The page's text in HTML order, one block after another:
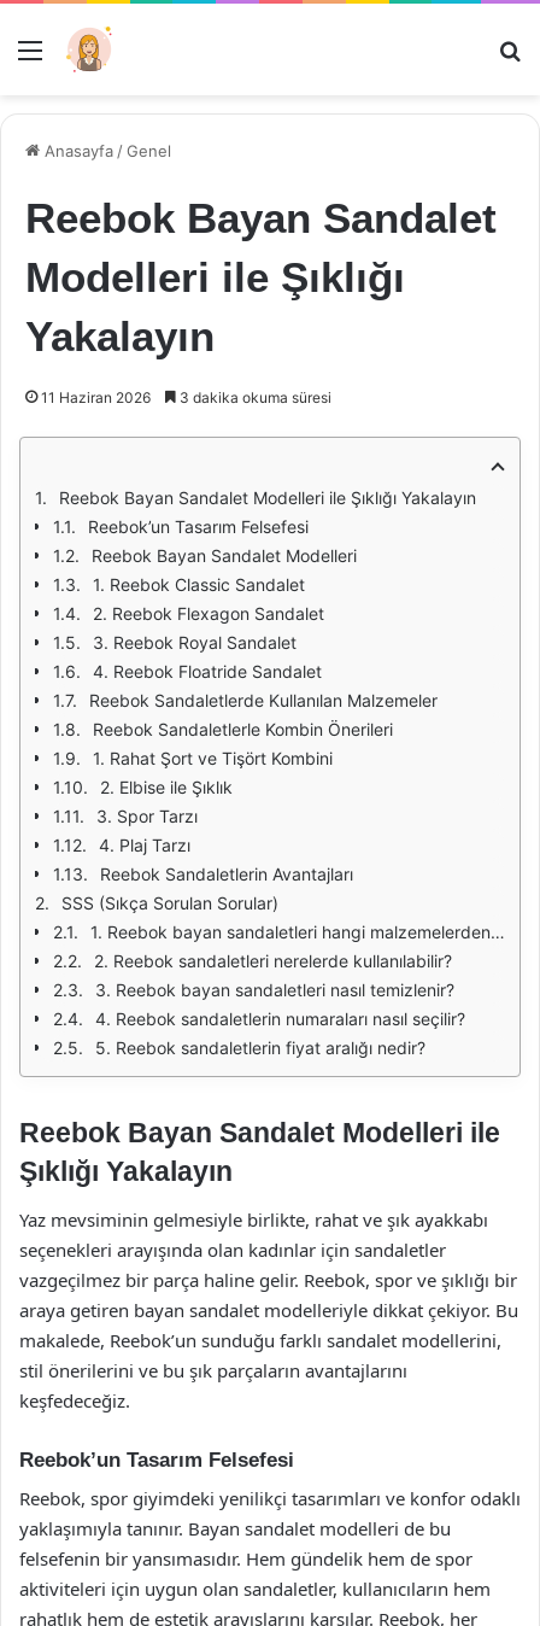
Menü
Anasayfa /Genel
Reebok Bayan Sandalet
Modelleri ile Şıklığı
Yakalayın
11 Haziran 2026 3 dakika okuma süresi
Reebok Bayan Sandalet Modelleri ile Şıklığı Yakalayın
Reebok’un Tasarım Felsefesi
Reebok Bayan Sandalet Modelleri
1. Reebok Classic Sandalet
2. Reebok Flexagon Sandalet
3. Reebok Royal Sandalet
4. Reebok Floatride Sandalet
Reebok Sandaletlerde Kullanılan Malzemeler
Reebok Sandaletlerle Kombin Önerileri
1. Rahat Şort ve Tişört Kombini
2. Elbise ile Şıklık
3. Spor Tarzı
4. Plaj Tarzı
Reebok Sandaletlerin Avantajları
SSS (Sıkça Sorulan Sorular)
1. Reebok bayan sandaletleri hangi malzemelerden yapılmıştır?
2. Reebok sandaletleri nerelerde kullanılabilir?
3. Reebok bayan sandaletleri nasıl temizlenir?
4. Reebok sandaletlerin numaraları nasıl seçilir?
5. Reebok sandaletlerin fiyat aralığı nedir?
Reebok Bayan Sandalet Modelleri ile
Şıklığı Yakalayın
Yaz mevsiminin gelmesiyle birlikte, rahat ve şık ayakkabı
seçenekleri arayışında olan kadınlar için sandaletler
vazgeçilmez bir parça haline gelir. Reebok, spor ve şıklığı bir
araya getiren bayan sandalet modelleriyle dikkat çekiyor. Bu
makalede, Reebok’un sunduğu farklı sandalet modellerini,
stil önerilerini ve bu şık parçaların avantajlarını
keşfedeceğiz.
Reebok’un Tasarım Felsefesi
Reebok, spor giyimdeki yenilikçi tasarımları ve konfor odaklı
yaklaşımıyla tanınır. Bayan sandalet modelleri de bu
felsefenin bir yansımasıdır. Hem gündelik hem de spor
aktiviteleri için uygun olan sandaletler, kullanıcıların hem
rahatlık hem de estetik arayışlarını karşılar. Reebok, her